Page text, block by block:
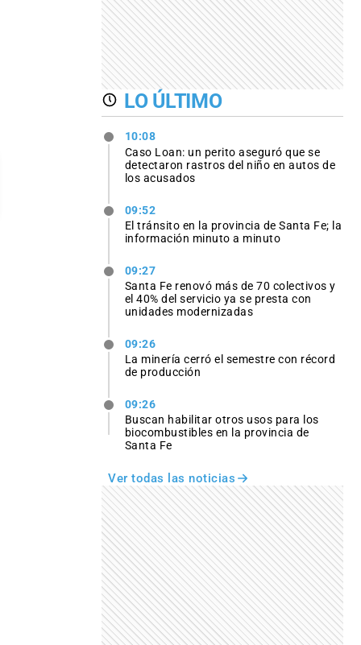
LO ÚLTIMO
10:08
Caso Loan: un perito aseguró que se
detectaron rastros del niño en autos de
los acusados
09:52
El tránsito en la provincia de Santa Fe; la
información minuto a minuto
09:27
Santa Fe renovó más de 70 colectivos y
el 40% del servicio ya se presta con
unidades modernizadas
09:26
La minería cerró el semestre con récord
de producción
09:26
Buscan habilitar otros usos para los
biocombustibles en la provincia de
Santa Fe
Ver todas las noticias